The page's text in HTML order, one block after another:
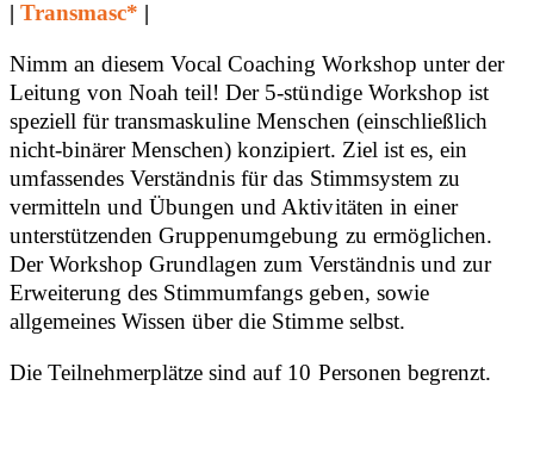
|Transmasc* |
Nimm an diesem Vocal Coaching Workshop unter der
Leitung von Noah teil! Der 5-stündige Workshop ist
speziell für transmaskuline Menschen (einschließlich
nicht-binärer Menschen) konzipiert. Ziel ist es, ein
umfassendes Verständnis für das Stimmsystem zu
vermitteln und Übungen und Aktivitäten in einer
unterstützenden Gruppenumgebung zu ermöglichen.
Der Workshop Grundlagen zum Verständnis und zur
Erweiterung des Stimmumfangs geben, sowie
allgemeines Wissen über die Stimme selbst.
Die Teilnehmerplätze sind auf 10 Personen begrenzt.